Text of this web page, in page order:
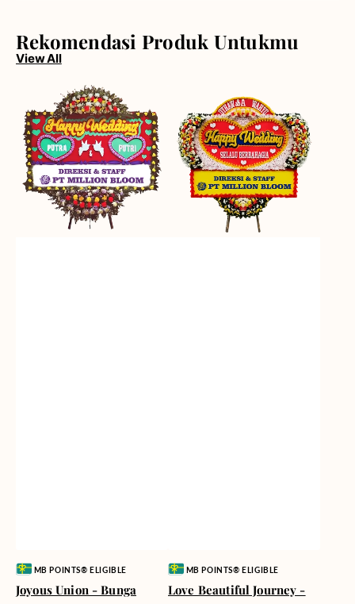
Rekomendasi Produk Untukmu
View All
Union
Bunga
Papan
Vendor:MB POINTS® ELIGIBLE
Joyous Union - Bunga
Journey
Bunga
Papan
Vendor:MB POINTS® ELIGIBLE
Love Beautiful Journey -